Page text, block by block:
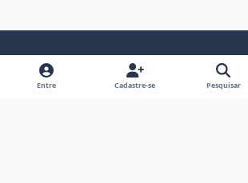
Modo ClaroModo EscuroPreferência do Sistema
Entre Cadastre-se Pesquisar